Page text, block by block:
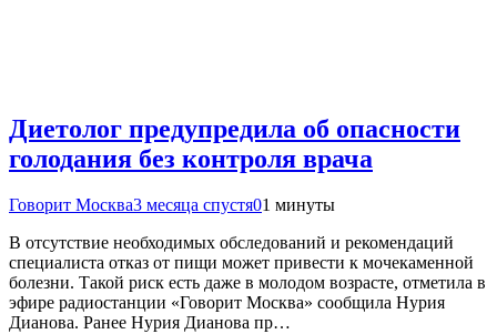
Диетолог предупредила об опасности
голодания без контроля врача
Говорит Москва3 месяца спустя01 минуты
В отсутствие необходимых обследований и рекомендаций
специалиста отказ от пищи может привести к мочекаменной
болезни. Такой риск есть даже в молодом возрасте, отметила в
эфире радиостанции «Говорит Москва» сообщила Нурия
Дианова. Ранее Нурия Дианова пр…